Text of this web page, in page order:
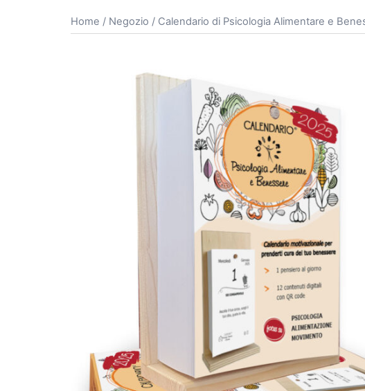
Home / Negozio / Calendario di Psicologia Alimentare e